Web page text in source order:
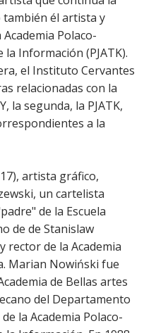
él artista y
Polaco-
la Información (PJATK).
el Instituto Cervantes
relacionadas con la
la segunda, la PJATK,
a la
artista gráfico,
un cartelista
de la Escuela
de de Stanislaw
rector de la Academia
Marian Nowiński fue
de Bellas artes
del Departamento
la Academia Polaco-